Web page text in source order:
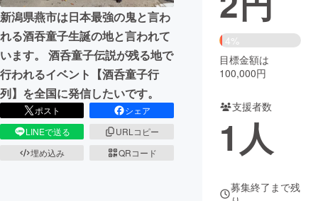
まちづくり・地域活性化
CAMPFIRE for Social Good
CAMPFIRE Creation
CAMPFIREふるさと納税machi-ya コミュニティ
新潟県燕市は日本最強の鬼と言わ
れる酒吞童子生誕の地と言われて
います。 酒呑童子伝説が残る地で
行われるイベント【酒呑童子行
列】を全国に発信したいです。
ポスト
シェア
LINEで送る
URLコピー
埋め込み
QRコード
4%
目標金額は
100,000円
支援者数
1人
募集終了まで残